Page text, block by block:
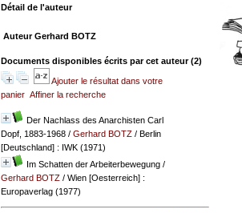
Détail de l'auteur
Auteur Gerhard BOTZ
Documents disponibles écrits par cet auteur (2)
Ajouter le résultat dans votre
panier Affiner la recherche
Der Nachlass des Anarchisten Carl
Dopf, 1883-1968/ Gerhard BOTZ/ Berlin
[Deutschland] : IWK (1971)
Im Schatten der Arbeiterbewegung/
Gerhard BOTZ/ Wien [Oesterreich] :
Europaverlag (1977)